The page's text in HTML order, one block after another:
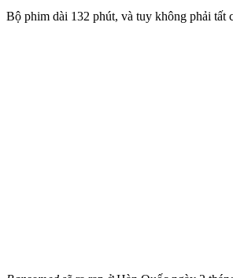
Bộ phim dài 132 phút, và tuy không phải